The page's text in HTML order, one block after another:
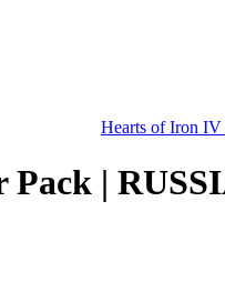
Hearts of Iron IV